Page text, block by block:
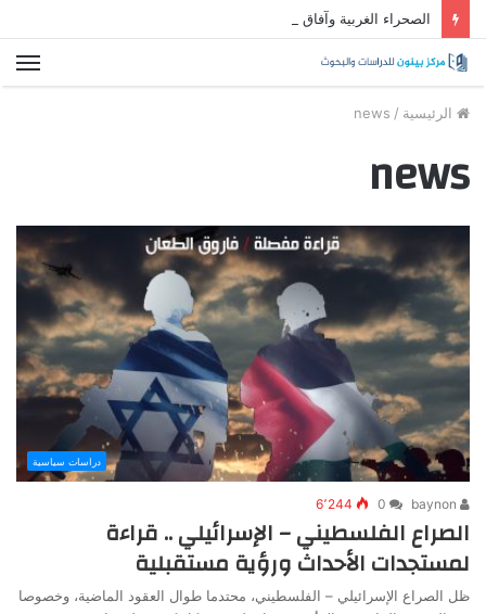
الصحراء الغربية وآفاق التسوية بالمغرب العربي
الرئيسية /
news
news
دراسات سياسية
0 6٬244
الصراع الفلسطيني – الإسرائيلي .. قراءة
لمستجدات الأحداث ورؤية مستقبلية
ظل الصراع الإسرائيلي – الفلسطيني، محتدما طوال العقود الماضية، وخصوصا